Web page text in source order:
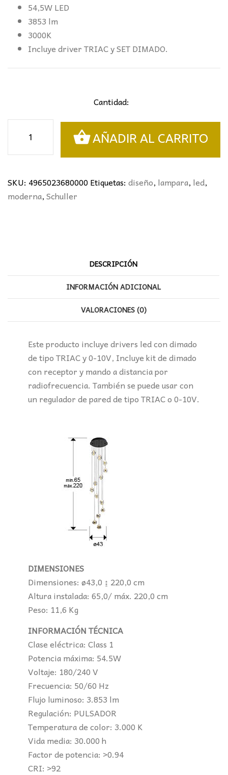
54,5W LED
3853 lm
3000K
Incluye driver TRIAC y SET DIMADO.
Cantidad:
ZARIA
Ø43CM
SCHULLER
AÑADIR AL CARRITO
SKU: 4965023680000Etiquetas: diseño, lampara, led,
moderna,Schuller
DESCRIPCIÓN
INFORMACIÓN ADICIONAL
VALORACIONES (0)
Este producto incluye drivers led con dimado
de tipo TRIAC y 0-10V, Incluye kit de dimado
con receptor y mando a distancia por
radiofrecuencia. También se puede usar con
un regulador de pared de tipo TRIAC o 0-10V.
DIMENSIONES
Dimensiones: ø43,0 ↨ 220,0 cm
Altura instalada: 65,0/ máx. 220,0 cm
Peso: 11,6 Kg
INFORMACIÓN TÉCNICA
Clase eléctrica: Class 1
Potencia máxima: 54.5W
Voltaje: 180/240 V
Frecuencia: 50/60 Hz
Flujo luminoso: 3.853 lm
Regulación: PULSADOR
Temperatura de color: 3.000 K
Vida media: 30.000 h
Factor de potencia: >0.94
CRI: >92